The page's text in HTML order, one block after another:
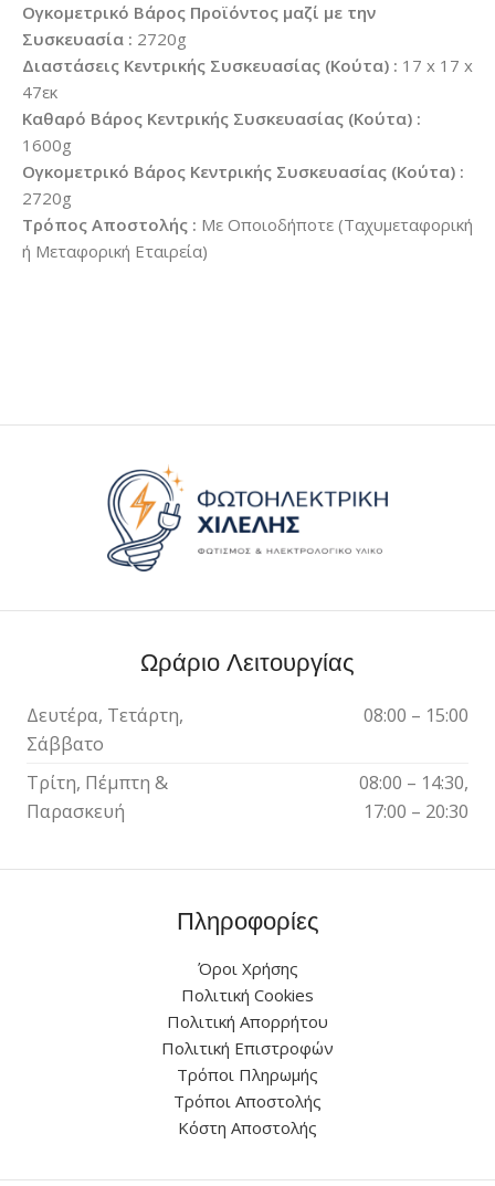
Ογκομετρικό Βάρος Προϊόντος μαζί με την
Συσκευασία : 2720g
Διαστάσεις Κεντρικής Συσκευασίας (Κούτα) : 17 x 17 x
47εκ
Καθαρό Βάρος Κεντρικής Συσκευασίας (Κούτα) :
1600g
Ογκομετρικό Βάρος Κεντρικής Συσκευασίας (Κούτα) :
2720g
Τρόπος Αποστολής : Με Οποιοδήποτε (Ταχυμεταφορική
ή Μεταφορική Εταιρεία)
Ωράριο Λειτουργίας
Δευτέρα, Τετάρτη,
Σάββατο
08:00 – 15:00
Τρίτη, Πέμπτη &
Παρασκευή
08:00 – 14:30,
17:00 – 20:30
Πληροφορίες
Όροι Χρήσης
Πολιτική Cookies
Πολιτική Απορρήτου
Πολιτική Επιστροφών
Τρόποι Πληρωμής
Τρόποι Αποστολής
Κόστη Αποστολής